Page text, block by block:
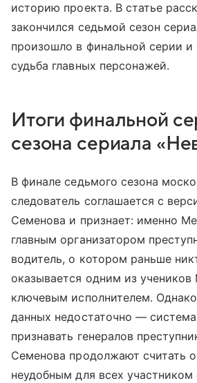
историю проекта. В статье
закончился седьмой сезон
произошло в финальной серии и
судьба главных персонажей.
Итоги финальной
сезона сериала
В финале седьмого сезона
следователь соглашается с
Семенова и признает: именно
главным организатором
водитель, о котором раньше
оказывается одним из
ключевым исполнителем.
данных недостаточно — система
признавать генералов
Семенова продолжают считать
неудобным для всех